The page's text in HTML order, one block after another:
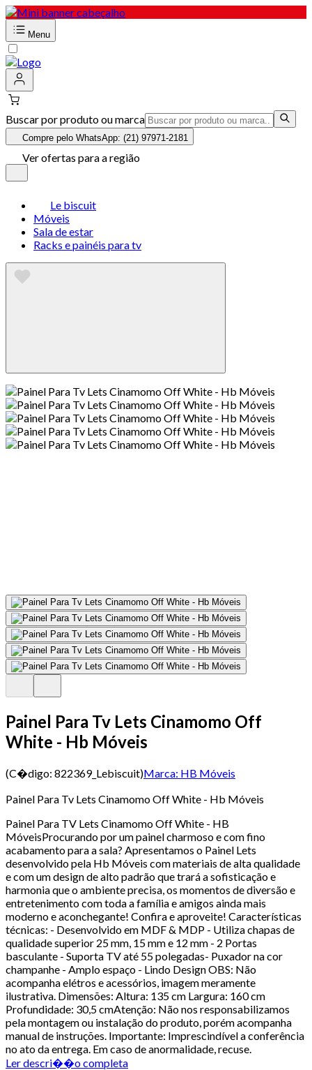
Menu
Buscar por produto ou marca
Compre pelo WhatsApp: (21) 97971-2181
Ver ofertas para a região
Le biscuit
Móveis
Sala de estar
Racks e painéis para tv
Painel Para Tv Lets Cinamomo Off
White - Hb Móveis
(C�digo: 822369_Lebiscuit)Marca: HB Móveis
Painel Para Tv Lets Cinamomo Off White - Hb Móveis
Painel Para TV Lets Cinamomo Off White - HB
MóveisProcurando por um painel charmoso e com fino
acabamento para a sala? Apresentamos o Painel Lets
desenvolvido pela Hb Móveis com materiais de alta qualidade
e com um design de alto padrão que trará a sofisticação e
harmonia que o ambiente precisa, os momentos de diversão e
entretenimento com toda a família e amigos ainda mais
moderno e aconchegante! Confira e aproveite! Características
técnicas: - Desenvolvido em MDF & MDP - Utiliza chapas de
qualidade superior 25 mm, 15 mm e 12 mm - 2 Portas
basculante - Suporta TV até 55 polegadas- Puxador na cor
champanhe - Amplo espaço - Lindo Design OBS: Não
acompanha elétros e acessórios, imagem meramente
ilustrativa. Dimensões: Altura: 135 cm Largura: 160 cm
Profundidade: 30,5 cmAtenção: Não nos responsabilizamos
pela montagem ou instalação do produto, porém acompanha
manual de instruções. Importante: Imprescindível a conferência
no ato da entrega. Em caso de anormalidade, recuse.
Ler descri��o completa